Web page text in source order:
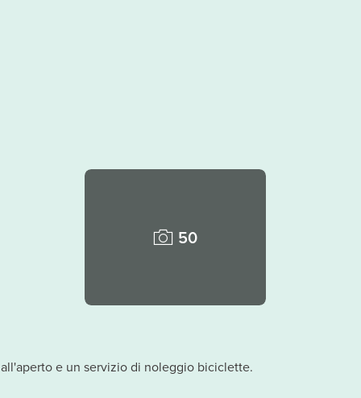
50
e un servizio di noleggio biciclette.